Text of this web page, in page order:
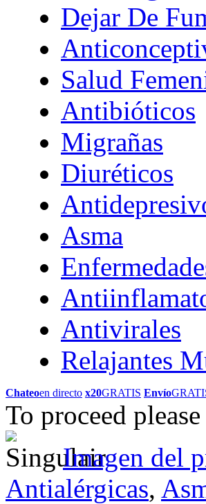
Dejar De
Salud
Antibióticos
Migrañas
Diuréticos
Asma
Antivirales
Relajantes
Chateoen directo x20GRATIS Envío
To proceed
Imagen del
Antialérgicas,